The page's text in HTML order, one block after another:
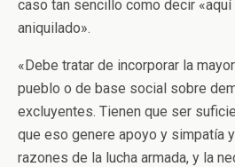
caso tan sencillo como decir
aniquilado».
«Debe tratar de incorporar la
pueblo o de base social sobre
excluyentes. Tienen que ser
que eso genere apoyo y simpatía
razones de la lucha armada, y la